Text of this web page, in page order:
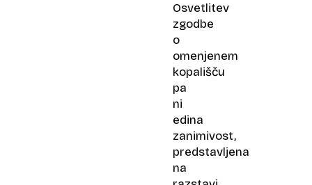
Osvetlitev
zgodbe
o
omenjenem
kopališču
pa
ni
edina
zanimivost,
predstavljena
na